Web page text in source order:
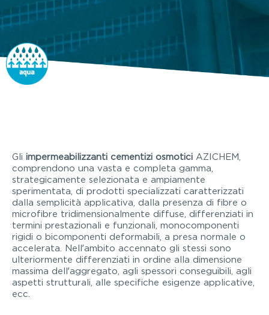
Gli impermeabilizzanti cementizi osmotici AZICHEM,
comprendono una vasta e completa gamma,
strategicamente selezionata e ampiamente
sperimentata, di prodotti specializzati caratterizzati
dalla semplicità applicativa, dalla presenza di fibre o
microfibre tridimensionalmente diffuse, differenziati in
termini prestazionali e funzionali, monocomponenti
rigidi o bicomponenti deformabili, a presa normale o
accelerata. Nell’ambito accennato gli stessi sono
ulteriormente differenziati in ordine alla dimensione
massima dell’aggregato, agli spessori conseguibili, agli
aspetti strutturali, alle specifiche esigenze applicative,
ecc.